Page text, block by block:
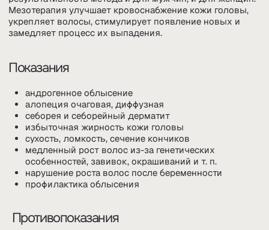
ЗАПИШИТЕСЬ
+7 495 120-19-99
ДАННЫЕ И МЫ ВАМ
ПОЗВОНИМ
ТАКЖЕ ВЫ МОЖЕТЕ ЗАПИСАТЬСЯ К НАМ
ЧЕРЕЗ WHATSAPP ИЛИ TELEGRAM
Согласие на обработкуПерсональных данных